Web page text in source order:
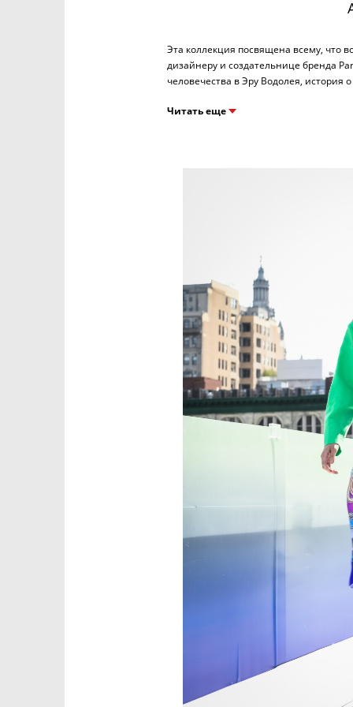
Эта коллекция посвящена всему, что
дизайнеру и создательнице бренда
Читать еще